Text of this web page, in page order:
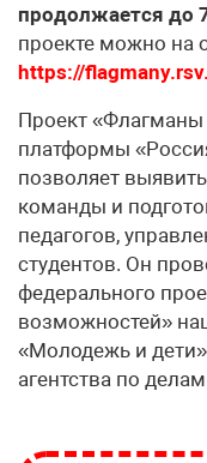
продолжается до
проекте можно на
https://
Проект «Флагманы
платформы
позволяет
команды и
педагогов,
студентов. Он
федерального
возможностей»
«Молодежь и
агентства по